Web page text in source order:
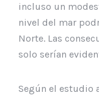
incluso un
nivel del mar
Norte. Las
solo serían
Según el estudio